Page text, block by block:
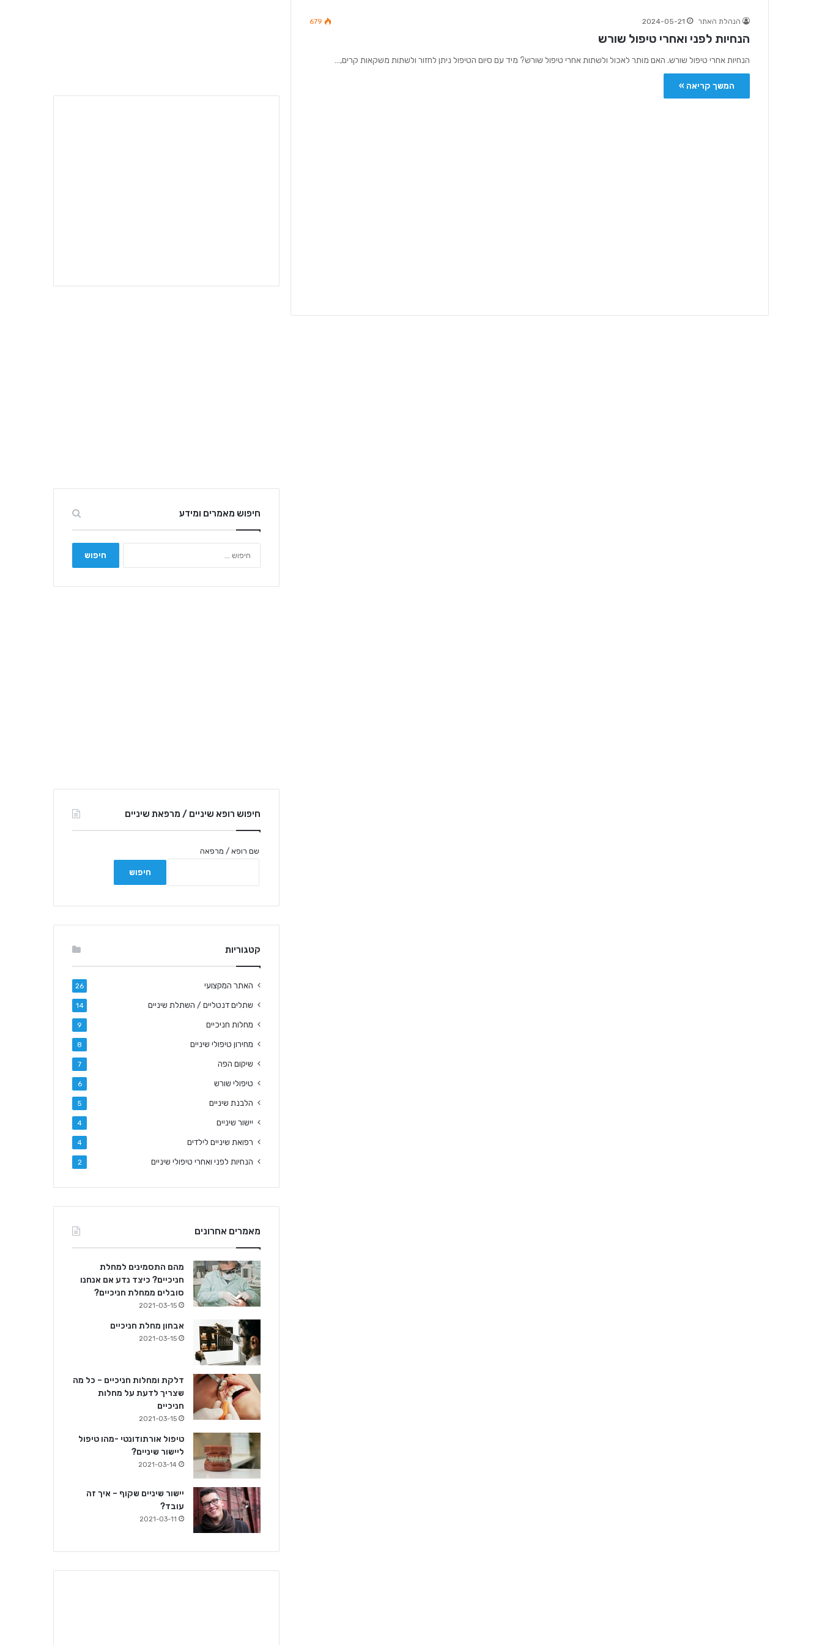
הנהלת האתר 2024-05-21
679
הנחיות לפני ואחרי טיפול שורש
הנחיות אחרי טיפול שורש. האם מותר לאכול ולשתות אחרי טיפול שורש? מיד עם סיום הטיפול ניתן לחזור ולשתות משקאות קרים,…
המשך קריאה »
חיפוש מאמרים ומידע
ו
חיפוש רופא שיניים / מרפאת שיניים
שם רופא / מרפאה
קטגוריות
האתר המקצועי 26
שתלים דנטליים / השתלת שיניים 14
מחלות חניכיים 9
מחירון טיפולי שיניים 8
שיקום הפה 7
טיפולי שורש 6
הלבנת שיניים 5
יישור שיניים 4
רפואת שיניים לילדים 4
הנחיות לפני ואחרי טיפולי שיניים 2
מאמרים אחרונים
מהם התסמינים למחלת
חניכיים? כיצד נדע אם אנחנו
סובלים ממחלת חניכיים?
2021-03-15
אבחון מחלת חניכיים
2021-03-15
דלקת ומחלות חניכיים – כל מה
שצריך לדעת על מחלות
חניכיים
2021-03-15
טיפול אורתודונטי -מהו טיפול
ליישור שיניים?
2021-03-14
יישור שיניים שקוף – איך זה
עובד?
2021-03-11